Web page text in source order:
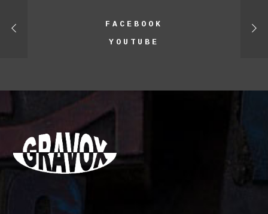
FACEBOOK
YOUTUBE